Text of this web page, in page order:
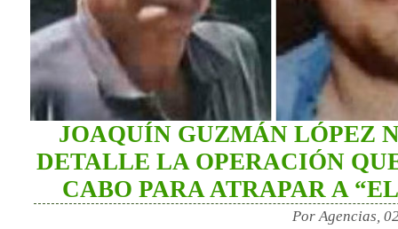
JOAQUÍN GUZMÁN LÓPEZ
DETALLE LA OPERACIÓN
CABO PARA ATRAPAR A
Por Agencias,